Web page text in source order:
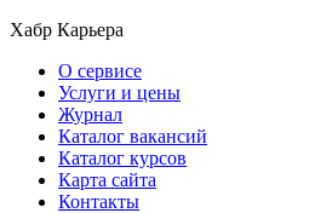
Хабр Карьера
О сервисе
Услуги и цены
Журнал
Каталог вакансий
Каталог курсов
Карта сайта
Контакты